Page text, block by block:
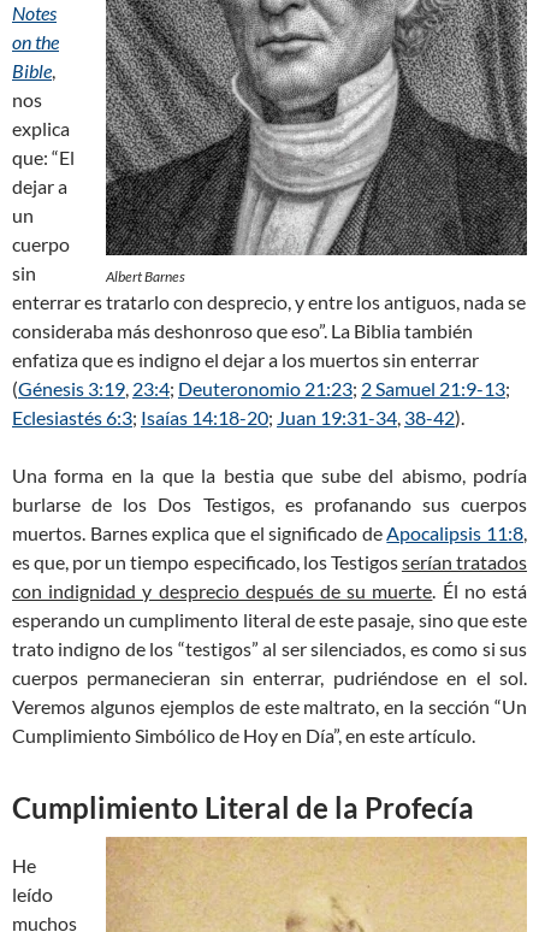
Albert Barnes
Notes
on the
Bible,
nos
explica
que: “El
dejar a
un
cuerpo
sin
enterrar es tratarlo con desprecio, y entre los antiguos, nada se
consideraba más deshonroso que eso”. La Biblia también
enfatiza que es indigno el dejar a los muertos sin enterrar
(Génesis 3:19, 23:4; Deuteronomio 21:23; 2 Samuel 21:9-13;
Eclesiastés 6:3; Isaías 14:18-20; Juan 19:31-34, 38-42).
Una forma en la que la bestia que sube del abismo, podría
burlarse de los Dos Testigos, es profanando sus cuerpos
muertos. Barnes explica que el significado deApocalipsis 11:8,
es que, por un tiempo especificado, los Testigosserían tratados
con indignidad y desprecio después de su muerte. Él no está
esperando un cumplimento literal de este pasaje, sino que este
trato indigno de los “testigos” al ser silenciados, es como si sus
cuerpos permanecieran sin enterrar, pudriéndose en el sol.
Veremos algunos ejemplos de este maltrato, en la sección “Un
Cumplimiento Simbólico de Hoy en Día”, en este artículo.
Cumplimiento Literal de la Profecía
He
leído
muchos